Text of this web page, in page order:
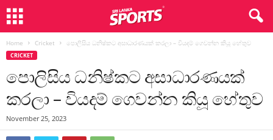
Home Cricket පොලිසිය ධනිෂ්කට අසාධාරණයක් කරලා – වියදම් ගෙවන්න කියූ හේතුව
CRICKET
පොලිසිය ධනිෂ්කට අසාධාරණයක්
කරලා – වියදම් ගෙවන්න කියූ හේතුව
November 25, 2023